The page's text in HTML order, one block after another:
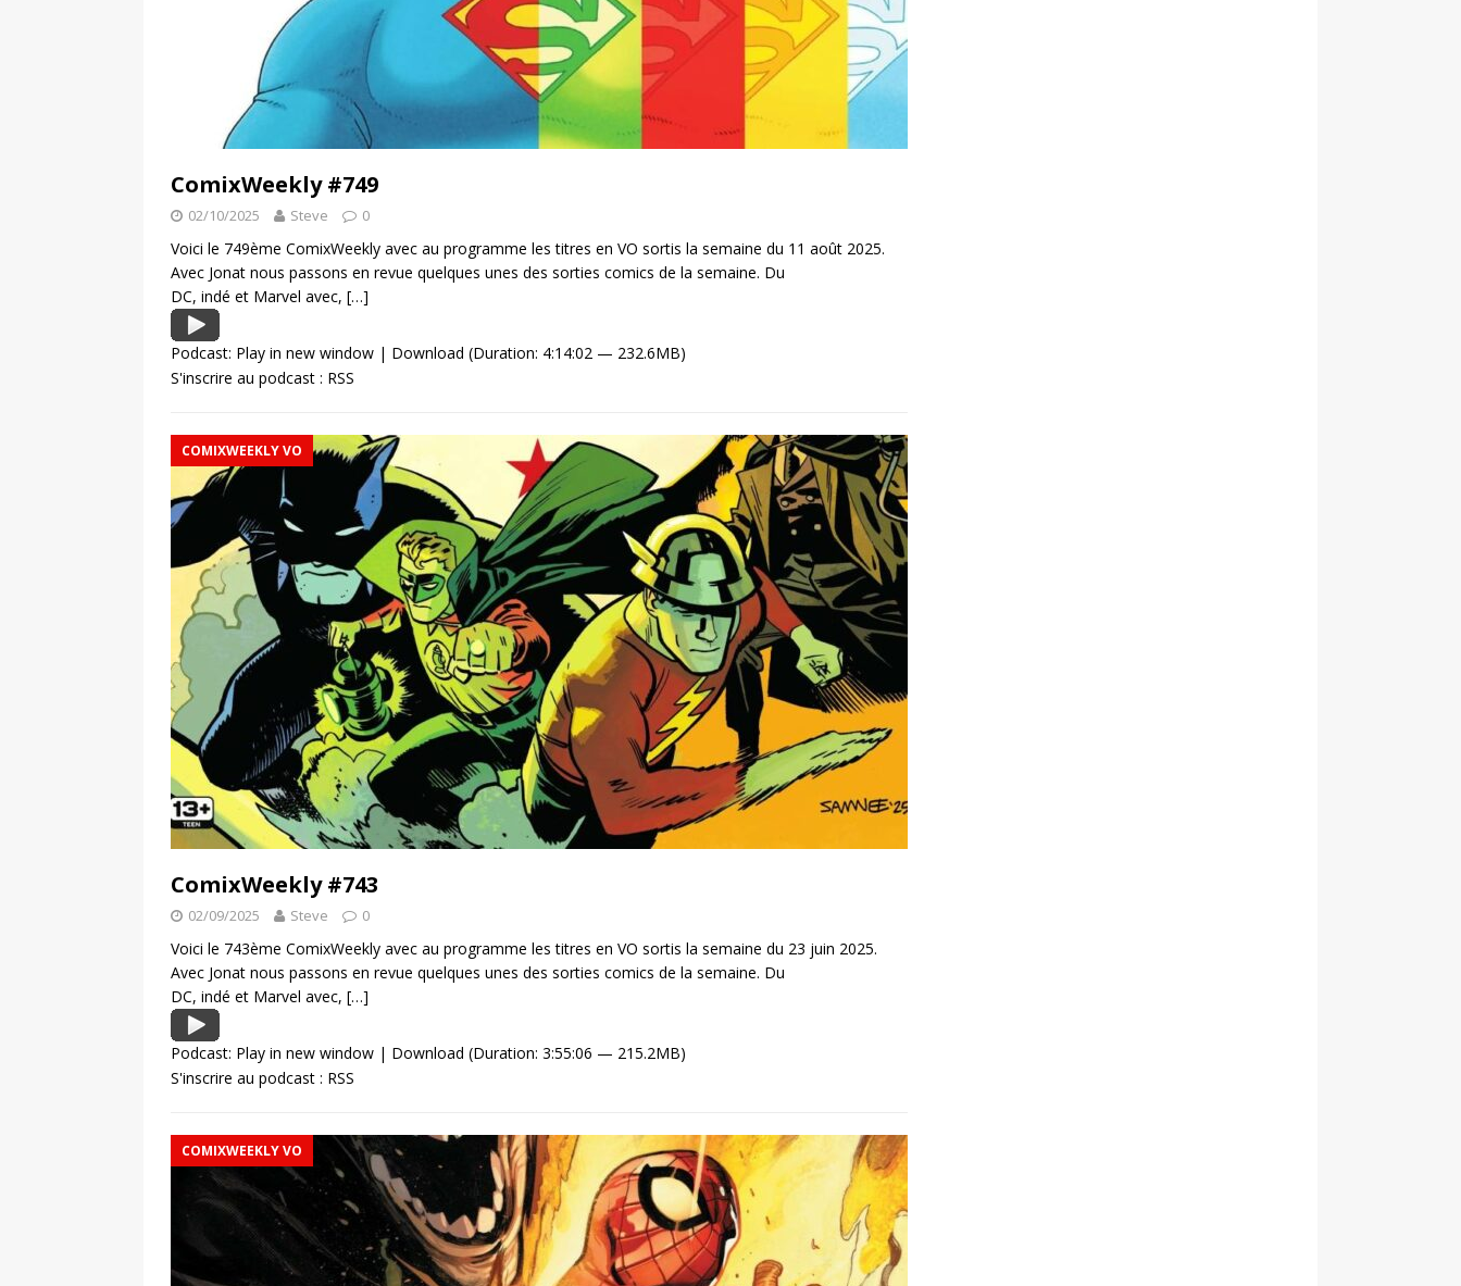
ComixWeekly #749
02/10/2025 Steve 0
Voici le 749ème ComixWeekly avec au programme les titres en VO sortis la semaine du 11 août 2025.
Avec Jonat nous passons en revue quelques unes des sorties comics de la semaine. Du
DC, indé et Marvel avec, […]
Podcast: Play in new window | Download (Duration: 4:14:02 — 232.6MB)
S'inscrire au podcast : RSS
COMIXWEEKLY VO
ComixWeekly #743
02/09/2025 Steve 0
Voici le 743ème ComixWeekly avec au programme les titres en VO sortis la semaine du 23 juin 2025.
Avec Jonat nous passons en revue quelques unes des sorties comics de la semaine. Du
DC, indé et Marvel avec, […]
Podcast: Play in new window | Download (Duration: 3:55:06 — 215.2MB)
S'inscrire au podcast : RSS
COMIXWEEKLY VO